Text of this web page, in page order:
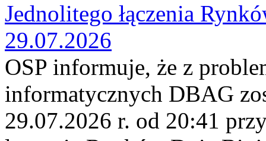
Jednolitego łączenia
29.07.2026
OSP informuje, że z
informatycznych DBAG
29.07.2026 r. od 20:41